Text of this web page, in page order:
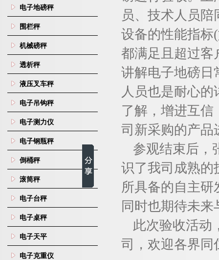
电子地磅秤
围栏秤
机械磅秤
透析秤
液压叉车秤
电子吊钩秤
电子测力仪
电子钢瓶秤
倒桶秤
滚筒秤
电子台秤
电子桌秤
电子天平
电子克重仪
员、技术人员
设备的性能指标(
都满足且超过客
讲解电子地磅日
人员也是耐心
了解，增进互
司新采购的产品
参观结束后，
识了我司成熟的
所具备的自主
同时也期待未
此次验收活动
司，欢迎各界同